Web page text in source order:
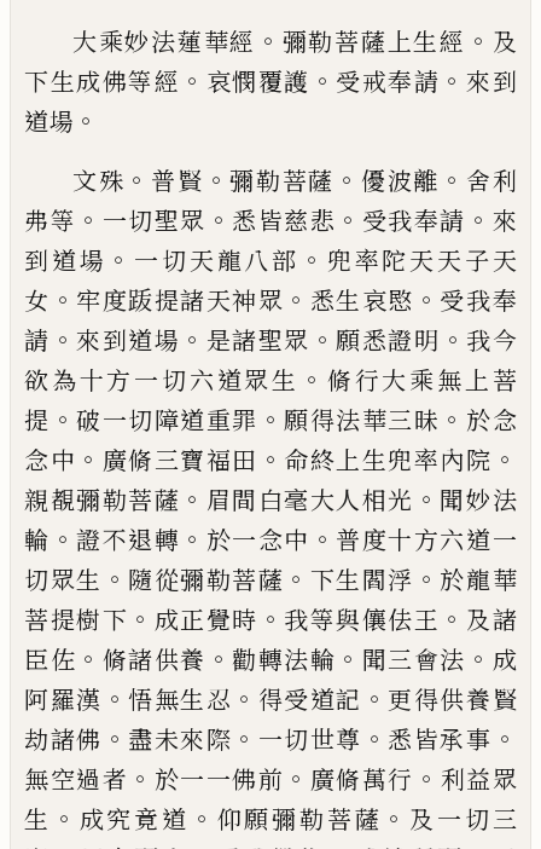
大乘妙法蓮華經 。 彌勒菩薩上生經 。 及
下生成佛等經 。 哀憫覆護 。 受戒奉請 。 來到
道場 。
文殊 。 普賢 。彌勒菩薩 。 優波離 。 舍利
弗等 。 一切聖眾 。 悉皆慈悲 。 受我奉請 。 來
到道場 。 一切天龍八部 。 兜率陀天天子天
女 。 牢度䟦提諸天神眾 。 悉生哀愍 。 受我奉
請 。 來到道場 。 是諸聖眾 。 願悉證明 。 我今
欲為十方一切六道眾生 。 脩行大乘無上菩
提 。破一切障道重罪 。 願得法華三昧 。 於念
念中 。 廣脩三寶福田 。 命終上生兜率內院 。
親覩彌勒菩薩 。 眉間白毫大人相光 。 聞妙法
輪 。證不退轉 。 於一念中 。 普度十方六道一
切眾生 。 隨從彌勒菩薩 。 下生閻浮 。 於龍華
菩提樹下 。 成正覺時 。 我等與儴佉王 。 及諸
臣佐 。 脩諸供養 。勸轉法輪 。 聞三會法 。 成
阿羅漢 。悟無生忍 。 得受道記 。 更得供養賢
劫諸佛 。 盡未來際 。 一切世尊 。 悉皆承事 。
無空過者 。 於一一佛前 。 廣脩萬行 。 利益眾
生 。 成究竟道 。 仰願彌勒菩薩 。 及一切三